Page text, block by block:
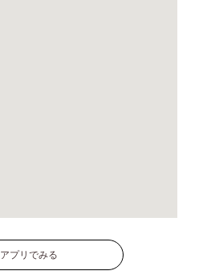
プリでみる